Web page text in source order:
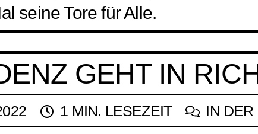
seine Tore für Alle.
GEHT IN
1 MIN. LESEZEIT IN